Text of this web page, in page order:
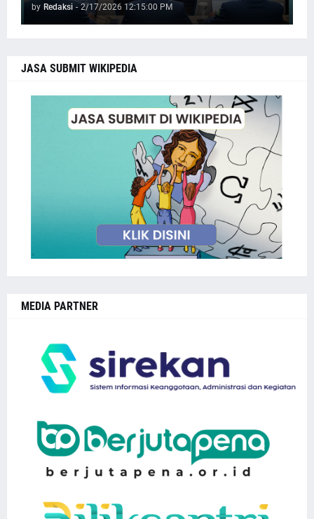
by Redaksi - 2/17/2026 12:15:00 PM
JASA SUBMIT WIKIPEDIA
MEDIA PARTNER